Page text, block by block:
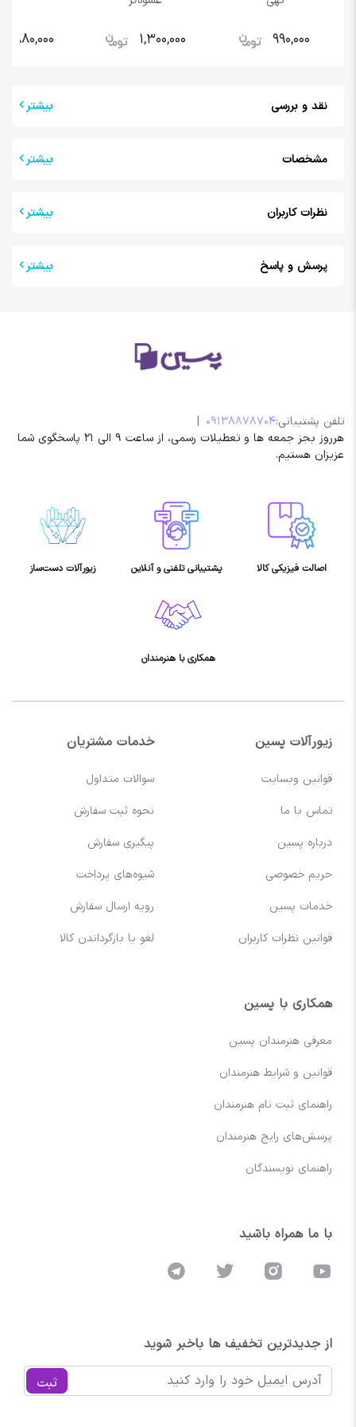
990,000
1,300,000
880,000
نقد و بررسی بیشتر
مشخصات بیشتر
نظرات کاربران بیشتر
پرسش و پاسخ بیشتر
تلفن پشتیبانی:09138878704
|
هرروز بجز جمعه ها و تعطیلات رسمی، از ساعت 9 الی 21 پاسخگوی شما
عزیزان هستیم.
اصالت فیزیکی کالا پشتیبانی تلفنی و آنلاین زیورآلات دست‌ساز
همکاری با هنرمندان
زیورآلات پسین
قوانین وبسایت
تماس با ما
درباره پسین
حریم خصوصی
خدمات پسین
قوانین نظرات کاربران
خدمات مشتریان
سوالات متداول
نحوه ثبت سفارش
پیگیری سفارش
شیوه‌های پرداخت
رویه ارسال سفارش
لغو یا بازگرداندن کالا
همکاری با پسین
معرفی هنرمندان پسین
قوانین و شرایط هنرمندان
راهنمای ثبت نام هنرمندان
پرسش‌های رایج هنرمندان
راهنمای نویسندگان
با ما همراه باشید
از جدیدترین تخفیف ها باخبر شوید
ثبت